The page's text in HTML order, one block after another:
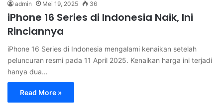
admin Mei 19, 2025 36
iPhone 16 Series di Indonesia Naik, Ini
Rinciannya
iPhone 16 Series di Indonesia mengalami kenaikan setelah
peluncuran resmi pada 11 April 2025. Kenaikan harga ini terjadi
hanya dua…
Read More »